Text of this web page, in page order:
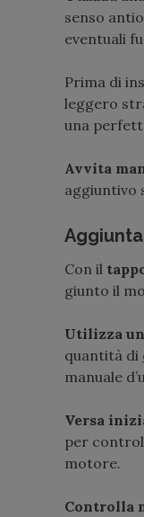
senso
eventuali
Prima di
leggero
una
Avvita
aggiuntivo
Con il
giunto il
Utilizza un
quantità di
manuale
Versa
per
motore.
Controlla